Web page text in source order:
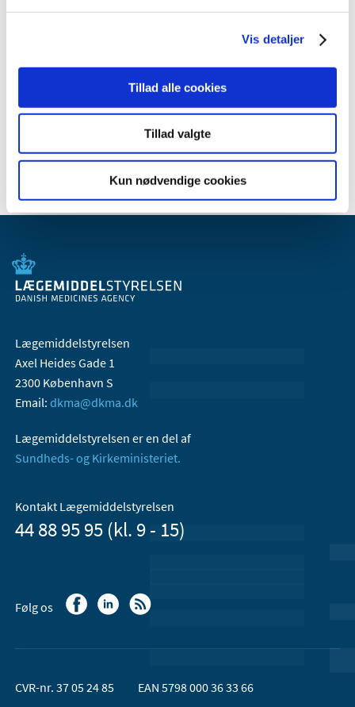
Vis detaljer
Tillad alle cookies
Tillad valgte
Kun nødvendige cookies
januar (1)
Lægemiddelstyrelsen
Axel Heides Gade 1
2300 København S
Email: dkma@dkma.dk
Lægemiddelstyrelsen er en del af
Sundheds- og Kirkeministeriet.
Kontakt Lægemiddelstyrelsen
44 88 95 95 (kl. 9 - 15)
Følg os
CVR-nr. 37 05 24 85 EAN 5798 000 36 33 66